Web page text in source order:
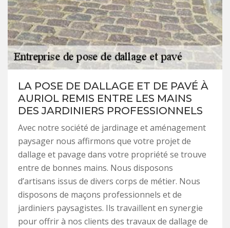
LA POSE DE DALLAGE ET DE PAVÉ À
AURIOL REMIS ENTRE LES MAINS
DES JARDINIERS PROFESSIONNELS
Avec notre société de jardinage et aménagement
paysager nous affirmons que votre projet de
dallage et pavage dans votre propriété se trouve
entre de bonnes mains. Nous disposons
d’artisans issus de divers corps de métier. Nous
disposons de maçons professionnels et de
jardiniers paysagistes. Ils travaillent en synergie
pour offrir à nos clients des travaux de dallage de